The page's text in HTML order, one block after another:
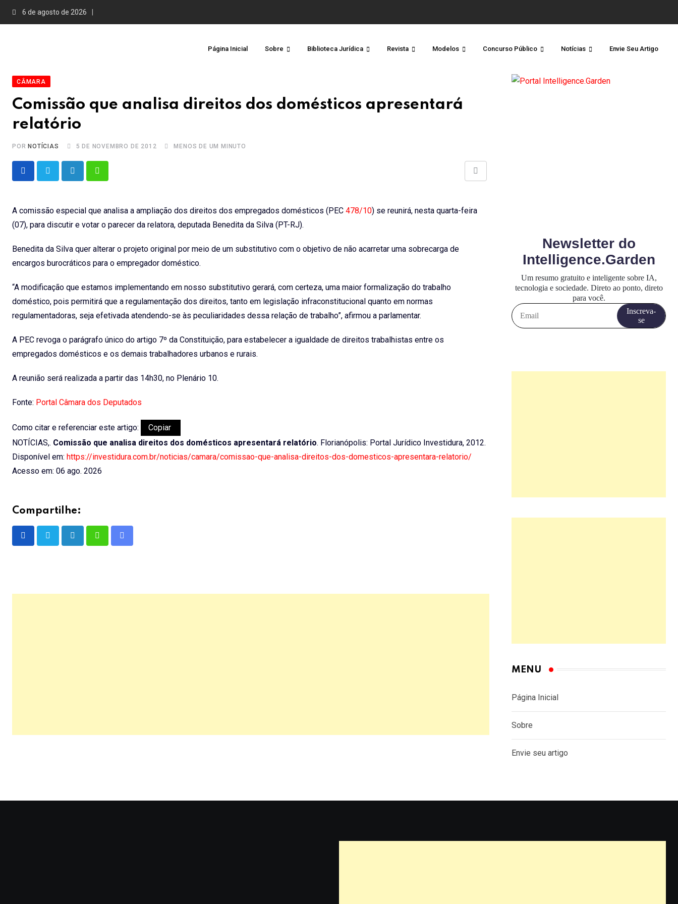
6 de agosto de 2026
Página Inicial Sobre Biblioteca Jurídica Revista Modelos Concurso Público Notícias Envie Seu Artigo
CÂMARA
Comissão que analisa direitos dos domésticos apresentará
relatório
PORNOTÍCIAS 5 DE NOVEMBRO DE 2012 MENOS DE UM MINUTO
LinkedInWhatsapp
Share
A comissão especial que analisa a ampliação dos direitos dos empregados domésticos (PEC 478/10) se reunirá, nesta quarta-feira
(07), para discutir e votar o parecer da relatora, deputada Benedita da Silva (PT-RJ).
Benedita da Silva quer alterar o projeto original por meio de um substitutivo com o objetivo de não acarretar uma sobrecarga de
encargos burocráticos para o empregador doméstico.
“A modificação que estamos implementando em nosso substitutivo gerará, com certeza, uma maior formalização do trabalho
doméstico, pois permitirá que a regulamentação dos direitos, tanto em legislação infraconstitucional quanto em normas
regulamentadoras, seja efetivada atendendo-se às peculiaridades dessa relação de trabalho”, afirmou a parlamentar.
A PEC revoga o parágrafo único do artigo 7º da Constituição, para estabelecer a igualdade de direitos trabalhistas entre os
empregados domésticos e os demais trabalhadores urbanos e rurais.
A reunião será realizada a partir das 14h30, no Plenário 10.
Fonte: Portal Câmara dos Deputados
Como citar e referenciar este artigo:
Copiar
NOTÍCIAS,. Comissão que analisa direitos dos domésticos apresentará relatório. Florianópolis: Portal Jurídico Investidura, 2012.
Disponível em: https://investidura.com.br/noticias/camara/comissao-que-analisa-direitos-dos-domesticos-apresentara-relatorio/
Acesso em: 06 ago. 2026
Compartilhe:
LinkedInWhatsappShare
MENU
Página Inicial
Sobre
Envie seu artigo